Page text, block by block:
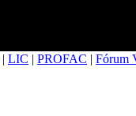
| LIC | PROFAC | Fórum